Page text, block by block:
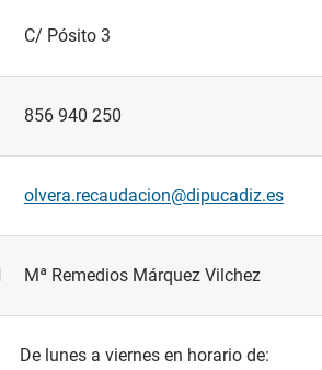
C/ Pósito 3
856 940 250
olvera.recaudacion@dipucadiz.es
Mª Remedios Márquez Vilchez
De lunes a viernes en horario de: